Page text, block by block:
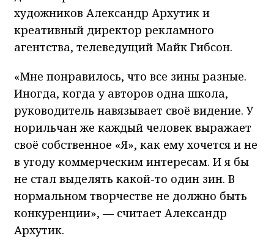
художников Александр Архутик и
креативный директор рекламного
агентства, телеведущий Майк Гибсон.
«Мне понравилось, что все зины разные.
Иногда, когда у авторов одна школа,
руководитель навязывает своё видение. У
норильчан же каждый человек выражает
своё собственное «Я», как ему хочется и не
в угоду коммерческим интересам. И я бы
не стал выделять какой-то один зин. В
нормальном творчестве не должно быть
конкуренции», — считает Александр
Архутик.